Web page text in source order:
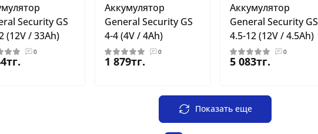
Security GS
(12V / 33Ah)
0
Аккумулятор
General Security GS
4-4 (4V / 4Ah)
0
1 879тг.
Аккумулятор
General Security GS
4.5-12 (12V / 4.5Ah)
0
5 083тг.
Показать еще